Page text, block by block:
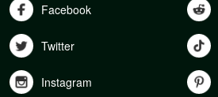
Facebook
Twitter
Instagram